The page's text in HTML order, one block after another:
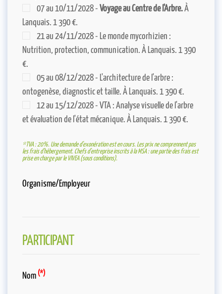
07 au 10/11/2028 - Voyage au Centre de l'Arbre.À
Lanquais. 1 390 €.
21 au 24/11/2028 - Le monde mycorhizien :
Nutrition, protection, communication. À Lanquais. 1 390
€.
05 au 08/12/2028 - L'architecture de l'arbre :
ontogenèse, diagnostic et taille. À Lanquais. 1 390 €.
12 au 15/12/2028 - VTA : Analyse visuelle de l'arbre
et évaluation de l'état mécanique. À Lanquais. 1 390 €.
*TVA : 20%. Une demande d’exonération est en cours. Les prix ne comprennent pas
les frais d’hébergement. Chefs d’entreprise inscrits à la MSA : une partie des frais est
prise en charge par le VIVEA (sous conditions).
Organisme/Employeur
PARTICIPANT
Nom (*)